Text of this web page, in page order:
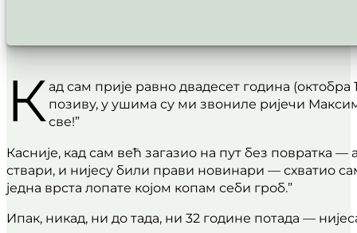
Кад сам прије равно двадесет година
позиву, у ушима су ми звониле ријечи
све!”
Касније, кад сам већ загазио на пут без повратка
ствари, и нијесу били прави новинари — схватио
једна врста лопате којом копам себи гроб.”
Ипак, никад, ни до тада, ни 32 године потада —